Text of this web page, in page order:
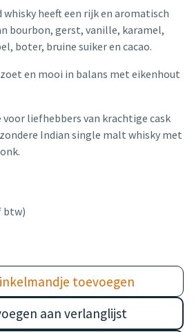
heeft een rijk en aromatisch
bourbon, gerst, vanille, karamel,
boter, bruine suiker en cacao.
en mooi in balans met eikenhout
voor liefhebbers van krachtige cask
Indian single malt whisky met
btw)
toevoegen
aan verlanglijst